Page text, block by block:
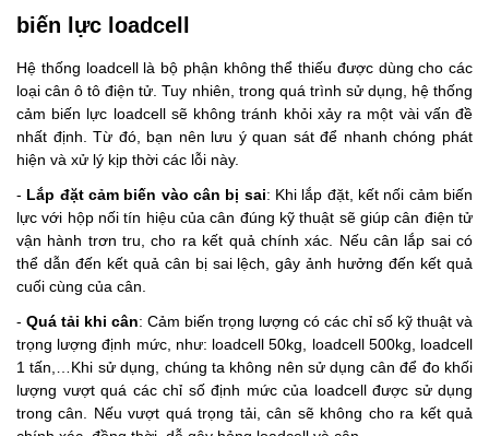
biến lực loadcell
Hệ thống loadcell là bộ phận không thể thiếu được dùng cho các
loại cân ô tô điện tử. Tuy nhiên, trong quá trình sử dụng, hệ thống
cảm biến lực loadcell sẽ không tránh khỏi xảy ra một vài vấn đề
nhất định. Từ đó, bạn nên lưu ý quan sát để nhanh chóng phát
hiện và xử lý kịp thời các lỗi này.
- Lắp đặt cảm biến vào cân bị sai: Khi lắp đặt, kết nối cảm biến
lực với hộp nối tín hiệu của cân đúng kỹ thuật sẽ giúp cân điện tử
vận hành trơn tru, cho ra kết quả chính xác. Nếu cân lắp sai có
thể dẫn đến kết quả cân bị sai lệch, gây ảnh hưởng đến kết quả
cuối cùng của cân.
- Quá tải khi cân: Cảm biến trọng lượng có các chỉ số kỹ thuật và
trọng lượng định mức, như: loadcell 50kg, loadcell 500kg, loadcell
1 tấn,…Khi sử dụng, chúng ta không nên sử dụng cân để đo khối
lượng vượt quá các chỉ số định mức của loadcell được sử dụng
trong cân. Nếu vượt quá trọng tải, cân sẽ không cho ra kết quả